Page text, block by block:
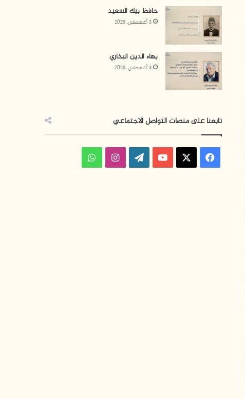
حافظ بيك السعيد
3 أغسطس، 2026
بهاء الدين البخاري
3 أغسطس، 2026
تابعنا على منصات التواصل الاجتماعي
فيسبوك ‫YouTube
‫WordPress
انستقرامواتساب